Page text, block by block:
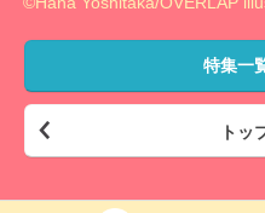
特集一
トッ